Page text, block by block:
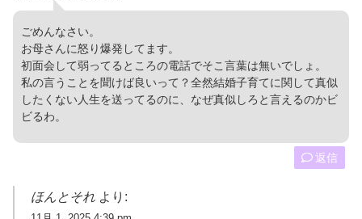
ごめんなさい。
お母さんに怒り爆発してます。
初面会して弱ってるところの電話でそこ言葉は無いでしょ。
私の言うことを聞けば良いって？全然結婚子育てに関して真似
したくない人生を送ってるのに、なぜ真似しろと言えるのかビ
ビるわ。
返信
ほんとそれ より: